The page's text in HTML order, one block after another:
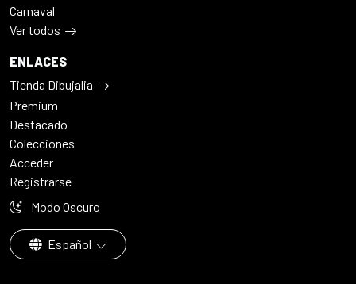
Carnaval
Ver todos
ENLACES
Tienda Dibujalia
Premium
Destacado
Colecciones
Acceder
Registrarse
Modo Oscuro
Español